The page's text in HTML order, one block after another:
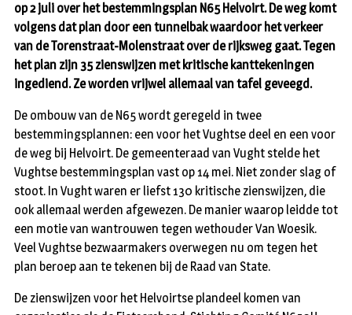
op 2 juli over het bestemmingsplan N65 Helvoirt. De weg komt
volgens dat plan door een tunnelbak waardoor het verkeer
van de Torenstraat-Molenstraat over de rijksweg gaat. Tegen
het plan zijn 35 zienswijzen met kritische kanttekeningen
ingediend. Ze worden vrijwel allemaal van tafel geveegd.
De ombouw van de N65 wordt geregeld in twee
bestemmingsplannen: een voor het Vughtse deel en een voor
de weg bij Helvoirt. De gemeenteraad van Vught stelde het
Vughtse bestemmingsplan vast op 14 mei. Niet zonder slag of
stoot. In Vught waren er liefst 130 kritische zienswijzen, die
ook allemaal werden afgewezen. De manier waarop leidde tot
een motie van wantrouwen tegen wethouder Van Woesik.
Veel Vughtse bezwaarmakers overwegen nu om tegen het
plan beroep aan te tekenen bij de Raad van State.
De zienswijzen voor het Helvoirtse plandeel komen van